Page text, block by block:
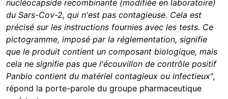
nucléocapside recombinante (modifiée en laboratoire)
du Sars-Cov-2, qui n'est pas contagieuse. Cela est
précisé sur les instructions fournies avec les tests. Ce
pictogramme, imposé par la réglementation, signifie
que le produit contient un composant biologique, mais
cela ne signifie pas que l'écouvillon de contrôle positif
Panbio contient du matériel contagieux ou infectieux",
répond la porte-parole du groupe pharmaceutique